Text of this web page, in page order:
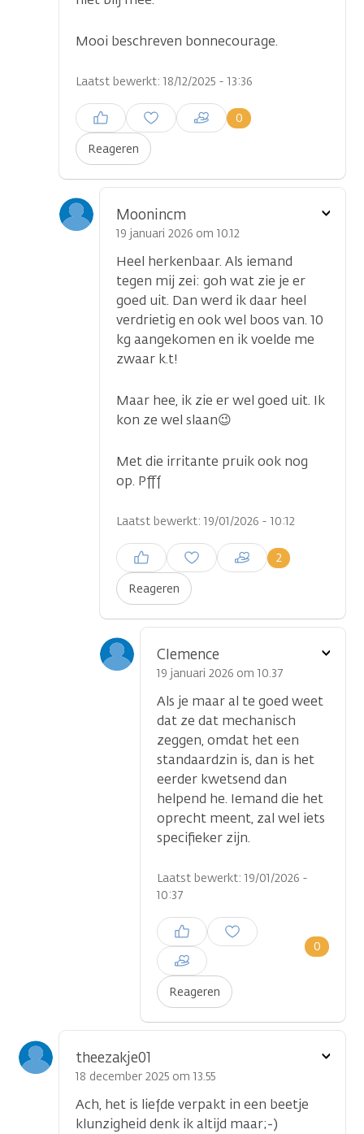
Mooi beschreven bonnecourage.
Laatst bewerkt: 18/12/2025 - 13:36
Reageren
0
Inloggen om een reactie te
plaatsen
Moonincm
19 januari 2026 om 10.12
Heel herkenbaar. Als iemand
tegen mij zei: goh wat zie je er
goed uit. Dan werd ik daar heel
verdrietig en ook wel boos van. 10
kg aangekomen en ik voelde me
zwaar k.t!
Maar hee, ik zie er wel goed uit. Ik
kon ze wel slaan😉
Met die irritante pruik ook nog
op. Pfff
Laatst bewerkt: 19/01/2026 - 10:12
Reageren
2
Inloggen om een reactie te
plaatsen
Toon
Clemence
19 januari 2026 om 10.37
Als je maar al te goed weet
dat ze dat mechanisch
zeggen, omdat het een
standaardzin is, dan is het
eerder kwetsend dan
helpend he. Iemand die het
oprecht meent, zal wel iets
specifieker zijn.
Laatst bewerkt: 19/01/2026 -
10:37
Reageren
0
Inloggen om een reactie te
plaatsen
Toon
theezakje01
18 december 2025 om 13.55
Ach, het is liefde verpakt in een beetje
klunzigheid denk ik altijd maar;-)
Toon